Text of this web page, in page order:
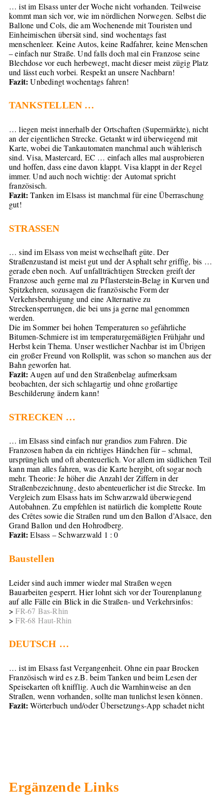
… ist im Elsass unter der Woche nicht vorhanden. Teilweise
kommt man sich vor, wie im nördlichen Norwegen. Selbst die
Ballone und Cols, die am Wochenende mit Touristen und
Einheimischen übersät sind, sind wochentags fast
menschenleer. Keine Autos, keine Radfahrer, keine Menschen
– einfach nur Straße. Und falls doch mal ein Franzose seine
Blechdose vor euch herbewegt, macht dieser meist zügig Platz
und lässt euch vorbei. Respekt an unsere Nachbarn!
Fazit: Unbedingt wochentags fahren!
TANKSTELLEN …
… liegen meist innerhalb der Ortschaften (Supermärkte), nicht
an der eigentlichen Strecke. Getankt wird überwiegend mit
Karte, wobei die Tankautomaten manchmal auch wählerisch
sind. Visa, Mastercard, EC … einfach alles mal ausprobieren
und hoffen, dass eine davon klappt. Visa klappt in der Regel
immer. Und auch noch wichtig: der Automat spricht
französisch.
Fazit: Tanken im Elsass ist manchmal für eine Überraschung
gut!
STRASSEN
… sind im Elsass von meist wechselhaft güte. Der
Straßenzustand ist meist gut und der Asphalt sehr griffig, bis …
gerade eben noch. Auf unfallträchtigen Strecken greift der
Franzose auch gerne mal zu Pflasterstein-Belag in Kurven und
Spitzkehren, sozusagen die französische Form der
Verkehrsberuhigung und eine Alternative zu
Streckensperrungen, die bei uns ja gerne mal genommen
werden.
Die im Sommer bei hohen Temperaturen so gefährliche
Bitumen-Schmiere ist im temperaturgemäßigten Frühjahr und
Herbst kein Thema. Unser westlicher Nachbar ist im Übrigen
ein großer Freund von Rollsplit, was schon so manchen aus der
Bahn geworfen hat.
Fazit: Augen auf und den Straßenbelag aufmerksam
beobachten, der sich schlagartig und ohne großartige
Beschilderung ändern kann!
STRECKEN …
… im Elsass sind einfach nur grandios zum Fahren. Die
Franzosen haben da ein richtiges Händchen für – schmal,
ursprünglich und oft abenteuerlich. Vor allem im südlichen Teil
kann man alles fahren, was die Karte hergibt, oft sogar noch
mehr. Theorie: Je höher die Anzahl der Ziffern in der
Straßenbezeichnung, desto abenteuerlicher ist die Strecke. Im
Vergleich zum Elsass hats im Schwarzwald überwiegend
Autobahnen. Zu empfehlen ist natürlich die komplette Route
des Crêtes sowie die Straßen rund um den Ballon d’Alsace, den
Grand Ballon und den Hohrodberg.
Fazit: Elsass – Schwarzwald 1 : 0
Baustellen
Leider sind auch immer wieder mal Straßen wegen
Bauarbeiten gesperrt. Hier lohnt sich vor der Tourenplanung
auf alle Fälle ein Blick in die Straßen- und Verkehrsinfos:
>FR-67 Bas-Rhin
>FR-68 Haut-Rhin
DEUTSCH …
… ist im Elsass fast Vergangenheit. Ohne ein paar Brocken
Französisch wird es z.B. beim Tanken und beim Lesen der
Speisekarten oft knifflig. Auch die Warnhinweise an den
Straßen, wenn vorhanden, sollte man tunlichst lesen können.
Fazit: Wörterbuch und/oder Übersetzungs-App schadet nicht
Ergänzende Links